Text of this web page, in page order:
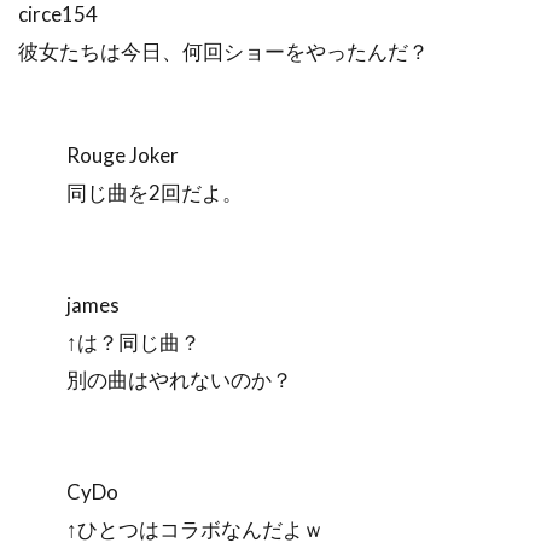
circe154
彼女たちは今日、何回ショーをやったんだ？
Rouge Joker
同じ曲を2回だよ。
james
↑は？同じ曲？
別の曲はやれないのか？
CyDo
↑ひとつはコラボなんだよｗ